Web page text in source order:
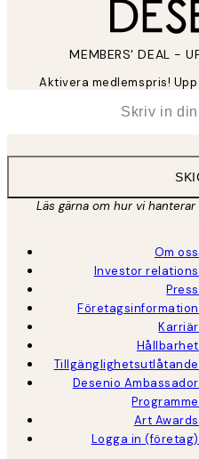
MEMBERS' DEAL -
Aktivera medlemspris!
Läs gärna om hur vi
Om oss
Investor relations
Press
Företagsinformation
Karriär
Hållbarhet
Tillgänglighetsutlåtande
Desenio Ambassador
Programme
Art Awards
Logga in (företag)